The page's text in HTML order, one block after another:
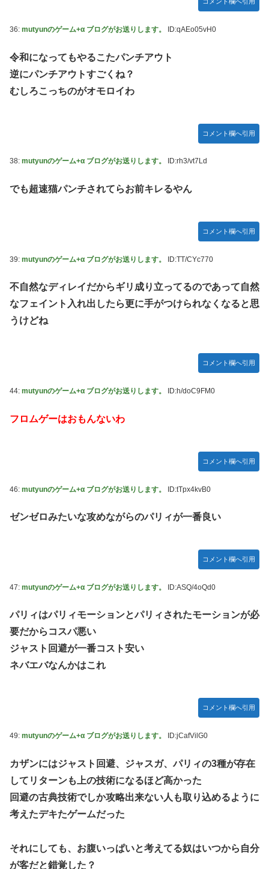
36: mutyunのゲーム+α ブログがお送りします。 ID:qAEo05vH0
令和になってもやるこたパンチアウト
逆にパンチアウトすごくね？
むしろこっちのがオモロイわ
コメント欄へ引用
38: mutyunのゲーム+α ブログがお送りします。 ID:rh3/vt7Ld
でも超速猫パンチされてらお前キレるやん
コメント欄へ引用
39: mutyunのゲーム+α ブログがお送りします。 ID:TT/CYc770
不自然なディレイだからギリ成り立ってるのであって自然
なフェイント入れ出したら更に手がつけられなくなると思
うけどね
コメント欄へ引用
44: mutyunのゲーム+α ブログがお送りします。 ID:h/doC9FM0
フロムゲーはおもんないわ
コメント欄へ引用
46: mutyunのゲーム+α ブログがお送りします。 ID:tTpx4kvB0
ゼンゼロみたいな攻めながらのパリィが一番良い
コメント欄へ引用
47: mutyunのゲーム+α ブログがお送りします。 ID:ASQ/4oQd0
パリィはパリィモーションとパリィされたモーションが必
要だからコスパ悪い
ジャスト回避が一番コスト安い
ネバエバなんかはこれ
コメント欄へ引用
49: mutyunのゲーム+α ブログがお送りします。 ID:jCafVilG0
カザンにはジャスト回避、ジャスガ、パリィの3種が存在
してリターンも上の技術になるほど高かった
回避の古典技術でしか攻略出来ない人も取り込めるように
考えたデキたゲームだった
それにしても、お腹いっぱいと考えてる奴はいつから自分
が客だと錯覚した？